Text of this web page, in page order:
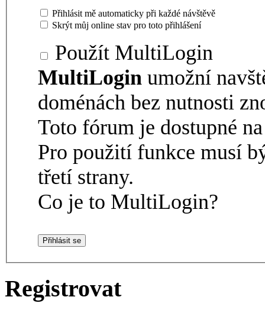
Přihlásit mě automaticky při každé návštěvě
Skrýt můj online stav pro toto přihlášení
Použít MultiLogin
MultiLogin umožní
doménách bez nutnosti
Toto fórum je dostupné
Pro použití funkce musí
třetí strany.
Co je to MultiLogin?
Registrovat